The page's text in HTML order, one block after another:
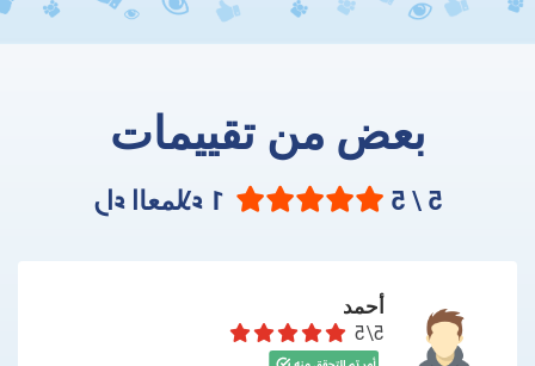
بعض من تقييمات
5 / 5 1 راء العملاء
أحمد
5/5